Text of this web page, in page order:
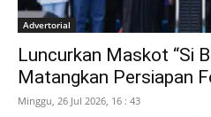
Advertorial
Luncurkan Maskot “Si
Matangkan Persiapan
Minggu, 26 Jul 2026, 16 : 43